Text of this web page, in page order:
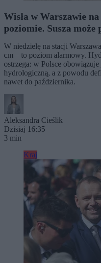
Wisła w Warszawie
poziomie. Susza
W niedzielę na stacji
cm – to poziom alarmowy.
ostrzega: w Polsce
hydrologiczną, a z powodu
nawet do października.
Aleksandra Cieślik
Dzisiaj 16:35
3 min
Kraj